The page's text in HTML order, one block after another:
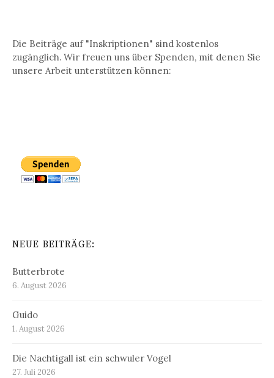
Die Beiträge auf "Inskriptionen" sind kostenlos
zugänglich. Wir freuen uns über Spenden, mit denen Sie
unsere Arbeit unterstützen können:
NEUE BEITRÄGE:
Butterbrote
6. August 2026
Guido
1. August 2026
Die Nachtigall ist ein schwuler Vogel
27. Juli 2026